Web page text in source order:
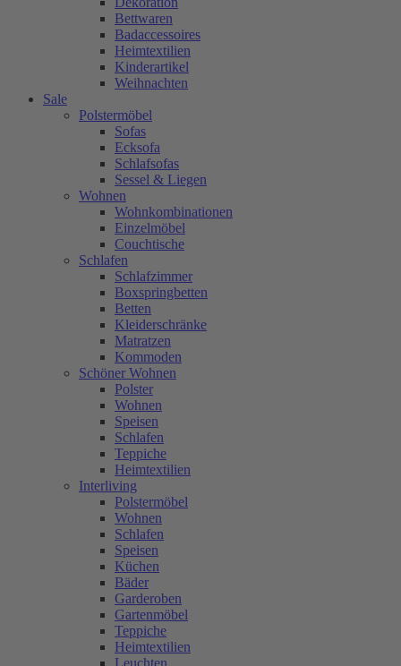
Bettwaren
Badaccessoires
Heimtextilien
Kinderartikel
Weihnachten
Sale
Polstermöbel
Sofas
Ecksofa
Schlafsofas
Sessel & Liegen
Wohnen
Wohnkombinationen
Einzelmöbel
Couchtische
Schlafen
Schlafzimmer
Boxspringbetten
Betten
Kleiderschränke
Matratzen
Kommoden
Schöner Wohnen
Polster
Wohnen
Speisen
Schlafen
Teppiche
Heimtextilien
Interliving
Polstermöbel
Wohnen
Schlafen
Speisen
Küchen
Bäder
Garderoben
Gartenmöbel
Teppiche
Heimtextilien
Leuchten